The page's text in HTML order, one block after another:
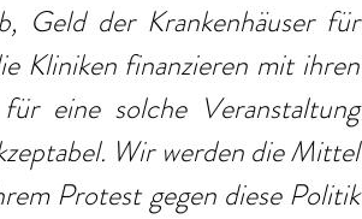
Geld der Krankenhäuser für
Kliniken finanzieren mit ihren
eine solche Veranstaltung
Wir werden die Mittel
Protest gegen diese Politik